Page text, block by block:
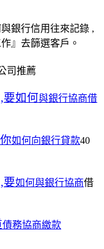
銀行信用往來記錄 ,
』去篩選客戶。
司推薦
要如何與銀行協商借
如何向銀行貸款40
要如何與銀行協商借
債務協商繳款